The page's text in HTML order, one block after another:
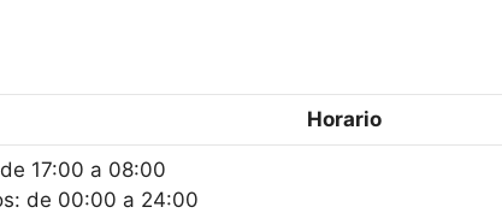
Horario
17:00 a 08:00
de 00:00 a 24:00